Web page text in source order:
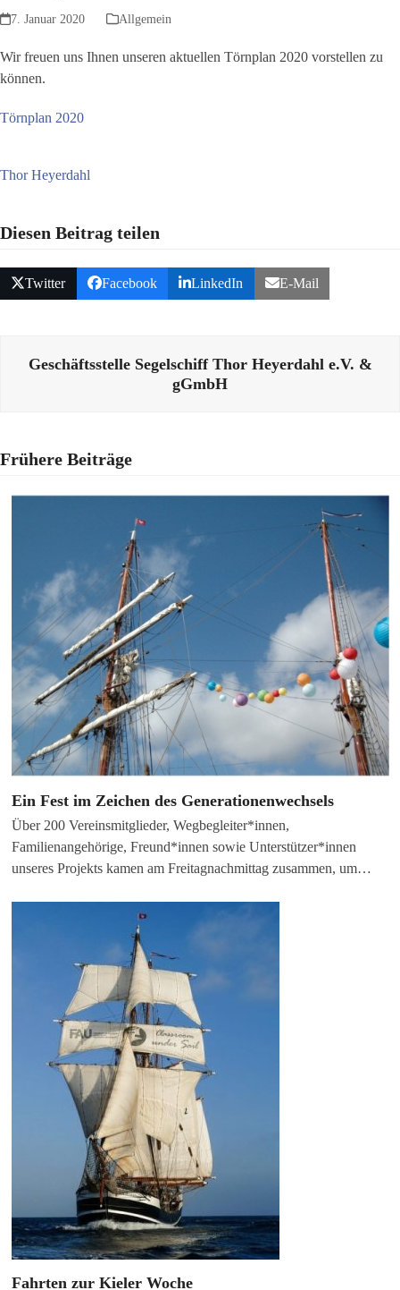
7. Januar 2020 Allgemein
Wir freuen uns Ihnen unseren aktuellen Törnplan 2020 vorstellen zu
können.
Törnplan 2020
Thor Heyerdahl
Diesen Beitrag teilen
Twitter Facebook LinkedIn E-Mail
Geschäftsstelle Segelschiff Thor Heyerdahl e.V. &
gGmbH
Frühere Beiträge
Ein Fest im Zeichen des Generationenwechsels
Über 200 Vereinsmitglieder, Wegbegleiter*innen,
Familienangehörige, Freund*innen sowie Unterstützer*innen
unseres Projekts kamen am Freitagnachmittag zusammen, um…
Fahrten zur Kieler Woche